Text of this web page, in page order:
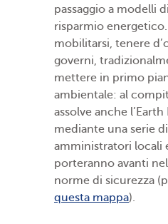
passaggio a modelli
risparmio
mobilitarsi, tenere
governi,
mettere in primo
ambientale: al
assolve anche
mediante una serie
amministratori locali
porteranno avanti
norme di sicurezza
questa mappa).